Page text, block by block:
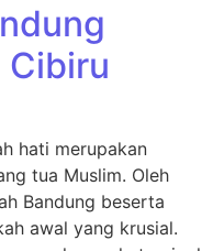
Cibiru
hati merupakan
tua Muslim. Oleh
Bandung beserta
awal yang krusial.